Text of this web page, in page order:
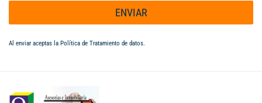
ENVIAR
Al enviar aceptas la Política de Tratamiento de datos.